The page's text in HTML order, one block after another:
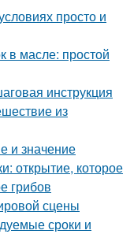
просто и
в масле: простой
инструкция
из
и значение
открытие, которое
грибов
сцены
сроки и